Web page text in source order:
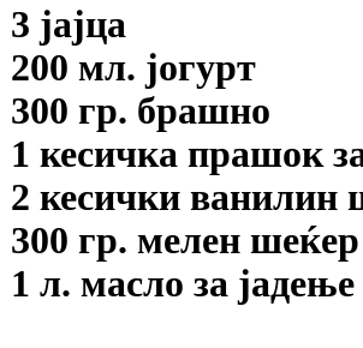
3 јајца
200 мл. јогурт
300 гр. брашно
1 кесичка прашок
2 кесички ванилин
300 гр. мелен шеќер
1 л. масло за јадење